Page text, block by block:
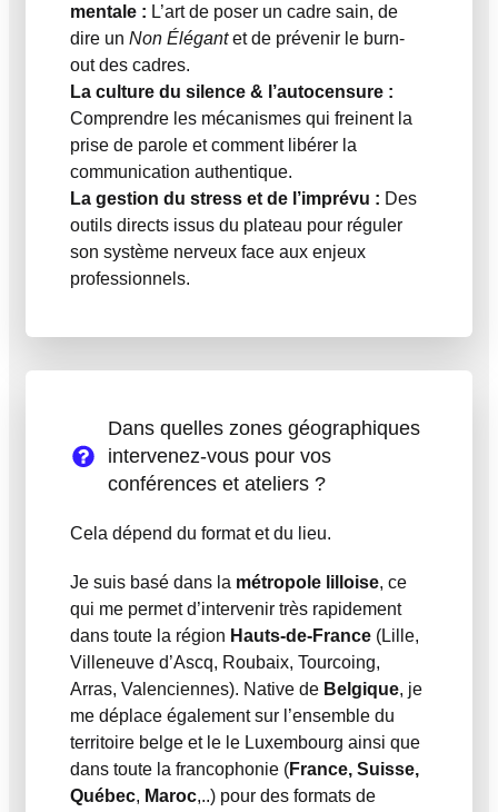
mentale : L’art de poser un cadre sain, de
dire unNon Élégantet de prévenir le burn-
out des cadres.
La culture du silence & l’autocensure :
Comprendre les mécanismes qui freinent la
prise de parole et comment libérer la
communication authentique.
La gestion du stress et de l’imprévu : Des
outils directs issus du plateau pour réguler
son système nerveux face aux enjeux
professionnels.
Dans quelles zones géographiques
intervenez-vous pour vos
conférences et ateliers ?
Cela dépend du format et du lieu.
Je suis basé dans la métropole lilloise, ce
qui me permet d’intervenir très rapidement
dans toute la région Hauts-de-France (Lille,
Villeneuve d’Ascq, Roubaix, Tourcoing,
Arras, Valenciennes). Native de Belgique, je
me déplace également sur l’ensemble du
territoire belge et le le Luxembourg ainsi que
dans toute la francophonie (France, Suisse,
Québec, Maroc,..) pour des formats de